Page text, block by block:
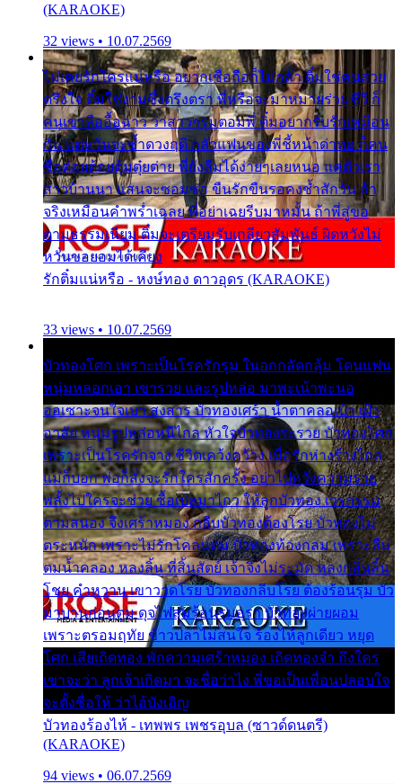
(KARAOKE)
32 views • 10.07.2569
ไม่เคยรักใครแน่หรือ อยากเชื่อถือก็ไม่กล้า ติ๋มใช่คนสวย
ตรึงใจ ติ๋มใช่งามซึ้งตรึงตรา พี่หรือจะมาหมายร่วมชีวี ก็
คนเขาลืออื้อฉาว ว่าสาวๆรุมตอมพี่ ติ๋มอยากรับรักเหมือน
กัน แต่หวั่นจะช้ำดวงฤดี กลัวแฟนของพี่ชี้หน้าด่าทอ ก็คน
ชื่อต๋อยต้อยตุ้มตุ๋ยต่าย พี่ยังลืมได้ง่ายๆเลยหนอ แค่ตัวเรา
สาวบ้านนา แสนจะซอมซ่อ ขืนรักขืนรอคงช้ำสักวัน ถ้า
จริงเหมือนคำพร่ำเฉลย พี่อย่าเฉยรีบมาหมั้น ถ้าพี่สู่ขอ
ตามธรรมเนียม ติ๋มจะเตรียมรับเกลียวสัมพันธ์ ผิดหวังไม่
หวั่นขอยอมได้เคียง
รักติ๋มแน่หรือ - หงษ์ทอง ดาวอุดร (KARAOKE)
33 views • 10.07.2569
บัวทองโศก เพราะเป็นโรครักรุม ในอกกลัดกลุ้ม โดนแฟน
หนุ่มหลอกเอา เขารวย และรูปหล่อ มาพะเน้าพะนอ
ออเซาะจนใจเบา สงสาร บัวทองเศร้า น้ำตาคลอเบ้า เฝ้า
อาลัย หนุ่มรูปหล่อหนีไกล หัวใจบัวทองระรวย บัวทองโศก
เพราะเป็นโรครักจาง ชีวิตเคว้งคว้าง เมื่อรักห่างร้างไกล
แม่ก็บอก พ่อก็สั่งจะรักใครสักครั้ง อย่าไปหวังความรวย
พลั้งไปใครจะช่วย ซื้อเปลมาไกว ให้ลูกบัวทอง เวรกรรม
ตามสนอง จึงเศร้าหมอง กลีบบัวทองต้องโรย บัวทองไม่
ตระหนัก เพราะไม่รักโคลนตม บัวทองท้องกลม เพราะลืม
ตมน้ำคลอง หลงลิ้น ที่สิ้นสัตย์ เจ้าจึงไม่ระมัด หลงกลิ่นลิ้น
โชย คำหวาน เขาวาดโรย บัวทองกลีบโรย ต้องร้อนรุม บัว
มาบานก่อนตูม ดุจไฟสุมร้อนรุมอุรา บัวทองผ่ายผอม
เพราะตรอมฤทัย ข้าวปลาไม่สนใจ ร้องไห้ลูกเดียว หยุด
โศก เสียเถิดทอง พักความเศร้าหมอง เถิดทองจ๋า ถึงใคร
เขาจะว่า ลูกเจ้าเกิดมา จะชื่อว่าไง พี่ขอเป็นเพื่อนปลอบใจ
จะตั้งชื่อให้ ว่าไอ้บังเอิญ
บัวทองร้องไห้ - เทพพร เพชรอุบล (ซาวด์ดนตรี)
(KARAOKE)
94 views • 06.07.2569